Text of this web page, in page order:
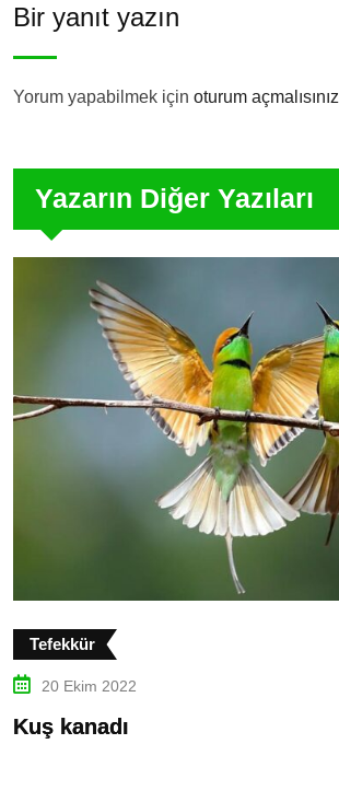
Bir yanıt yazın
Yorum yapabilmek için oturum açmalısınız
Yazarın Diğer Yazıları
Tefekkür
20 Ekim 2022
Kuş kanadı